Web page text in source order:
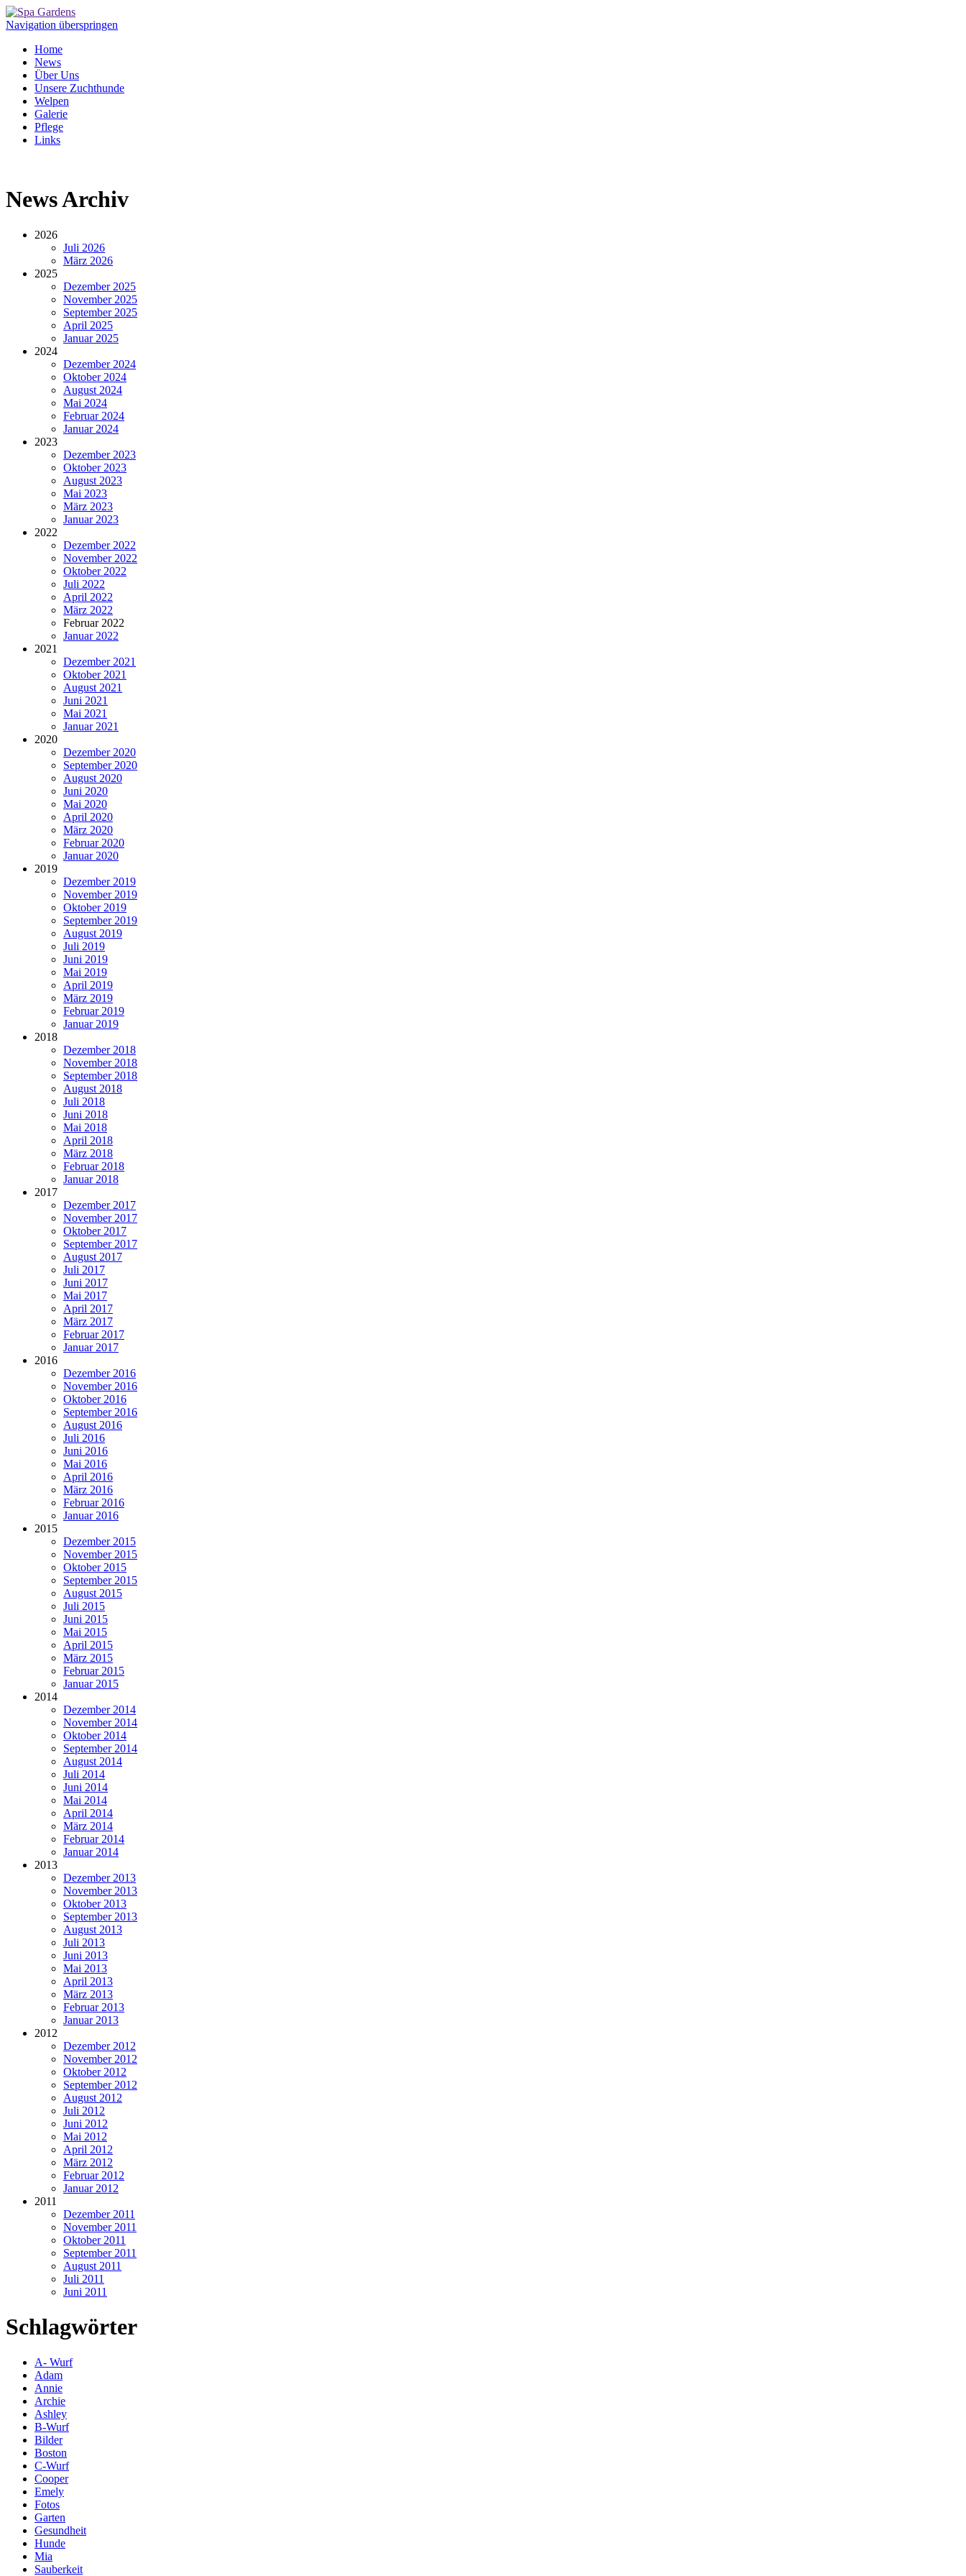
Navigation überspringen
Home
News
Über Uns
Unsere Zuchthunde
Welpen
Galerie
Pflege
Links
News Archiv
2026
Juli 2026
März 2026
2025
Dezember 2025
November 2025
September 2025
April 2025
Januar 2025
2024
Dezember 2024
Oktober 2024
August 2024
Mai 2024
Februar 2024
Januar 2024
2023
Dezember 2023
Oktober 2023
August 2023
Mai 2023
März 2023
Januar 2023
2022
Dezember 2022
November 2022
Oktober 2022
Juli 2022
April 2022
März 2022
Februar 2022
Januar 2022
2021
Dezember 2021
Oktober 2021
August 2021
Juni 2021
Mai 2021
Januar 2021
2020
Dezember 2020
September 2020
August 2020
Juni 2020
Mai 2020
April 2020
März 2020
Februar 2020
Januar 2020
2019
Dezember 2019
November 2019
Oktober 2019
September 2019
August 2019
Juli 2019
Juni 2019
Mai 2019
April 2019
März 2019
Februar 2019
Januar 2019
2018
Dezember 2018
November 2018
September 2018
August 2018
Juli 2018
Juni 2018
Mai 2018
April 2018
März 2018
Februar 2018
Januar 2018
2017
Dezember 2017
November 2017
Oktober 2017
September 2017
August 2017
Juli 2017
Juni 2017
Mai 2017
April 2017
März 2017
Februar 2017
Januar 2017
2016
Dezember 2016
November 2016
Oktober 2016
September 2016
August 2016
Juli 2016
Juni 2016
Mai 2016
April 2016
März 2016
Februar 2016
Januar 2016
2015
Dezember 2015
November 2015
Oktober 2015
September 2015
August 2015
Juli 2015
Juni 2015
Mai 2015
April 2015
März 2015
Februar 2015
Januar 2015
2014
Dezember 2014
November 2014
Oktober 2014
September 2014
August 2014
Juli 2014
Juni 2014
Mai 2014
April 2014
März 2014
Februar 2014
Januar 2014
2013
Dezember 2013
November 2013
Oktober 2013
September 2013
August 2013
Juli 2013
Juni 2013
Mai 2013
April 2013
März 2013
Februar 2013
Januar 2013
2012
Dezember 2012
November 2012
Oktober 2012
September 2012
August 2012
Juli 2012
Juni 2012
Mai 2012
April 2012
März 2012
Februar 2012
Januar 2012
2011
Dezember 2011
November 2011
Oktober 2011
September 2011
August 2011
Juli 2011
Juni 2011
Schlagwörter
A- Wurf
Adam
Annie
Archie
Ashley
B-Wurf
Bilder
Boston
C-Wurf
Cooper
Emely
Fotos
Garten
Gesundheit
Hunde
Mia
Sauberkeit